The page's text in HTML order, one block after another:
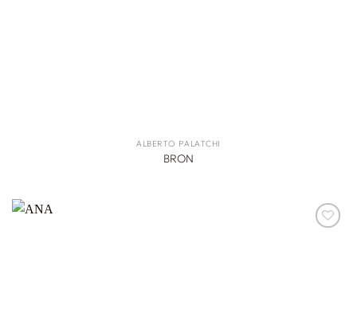
ALBERTO PALATCHI
BRON